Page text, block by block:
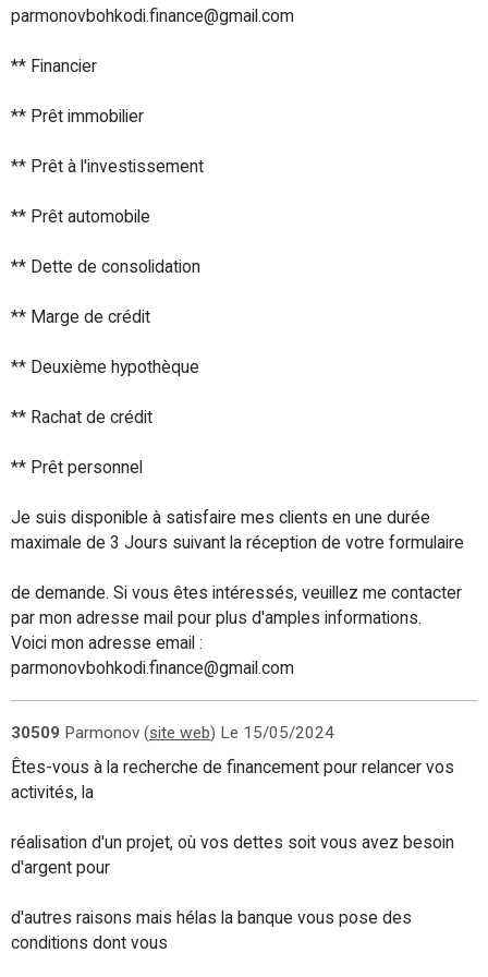
parmonovbohkodi.finance@gmail.com
** Financier
** Prêt immobilier
** Prêt à l'investissement
** Prêt automobile
** Dette de consolidation
** Marge de crédit
** Deuxième hypothèque
** Rachat de crédit
** Prêt personnel
Je suis disponible à satisfaire mes clients en une durée
maximale de 3 Jours suivant la réception de votre formulaire
de demande. Si vous êtes intéressés, veuillez me contacter
par mon adresse mail pour plus d'amples informations.
Voici mon adresse email :
parmonovbohkodi.finance@gmail.com
30509 Parmonov (site web) Le 15/05/2024
Êtes-vous à la recherche de financement pour relancer vos
activités, la
réalisation d'un projet, où vos dettes soit vous avez besoin
d'argent pour
d'autres raisons mais hélas la banque vous pose des
conditions dont vous